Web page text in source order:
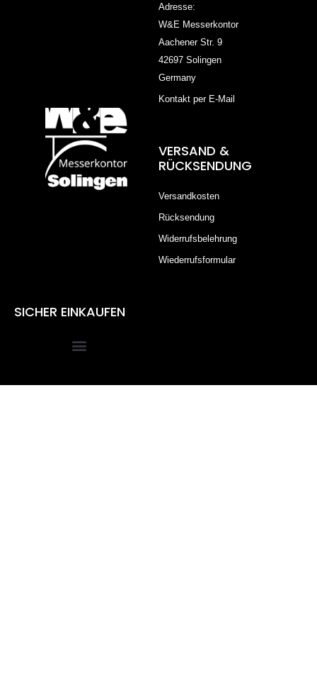
Adresse:
W&E Messerkontor
Aachener Str. 9
42697 Solingen
Germany
Kontakt per E-Mail
VERSAND &
RÜCKSENDUNG
Versandkosten
Rücksendung
Widerrufsbelehrung
Wiederrufsformular
SICHER EINKAUFEN